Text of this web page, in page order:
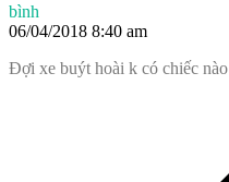
bình
06/04/2018 8:40 am
Đợi xe buýt hoài k có chiếc nào